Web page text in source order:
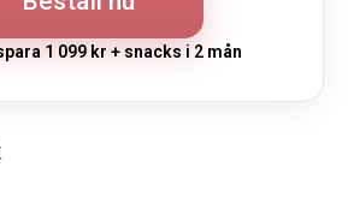
1 099 kr + snacks i 2 mån